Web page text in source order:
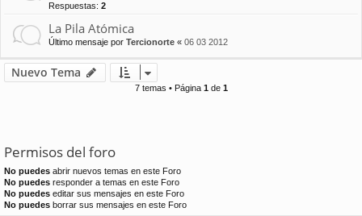
Respuestas: 2
La Pila Atómica
Último mensaje por Tercionorte « 06 03 2012
Nuevo Tema
7 temas • Página 1de 1
Permisos del foro
No puedes abrir nuevos temas en este Foro
No puedes responder a temas en este Foro
No puedes editar sus mensajes en este Foro
No puedes borrar sus mensajes en este Foro